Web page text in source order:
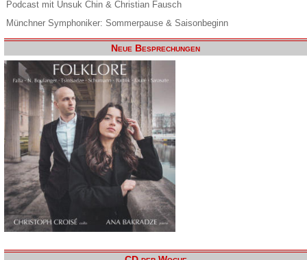
Podcast mit Unsuk Chin & Christian Fausch
Münchner Symphoniker: Sommerpause & Saisonbeginn
Neue Besprechungen